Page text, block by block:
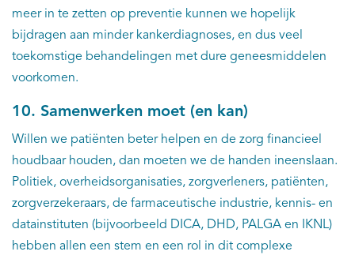
meer in te zetten op preventie kunnen we hopelijk
bijdragen aan minder kankerdiagnoses, en dus veel
toekomstige behandelingen met dure geneesmiddelen
voorkomen.
10. Samenwerken moet (en kan)
Willen we patiënten beter helpen en de zorg financieel
houdbaar houden, dan moeten we de handen ineenslaan.
Politiek, overheidsorganisaties, zorgverleners, patiënten,
zorgverzekeraars, de farmaceutische industrie, kennis- en
datainstituten (bijvoorbeeld DICA, DHD, PALGA en IKNL)
hebben allen een stem en een rol in dit complexe